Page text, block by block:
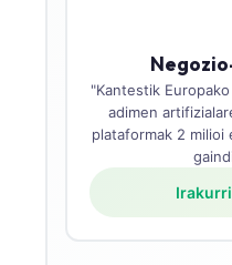
"Kantestik
adimen
plataformak 2 milioi